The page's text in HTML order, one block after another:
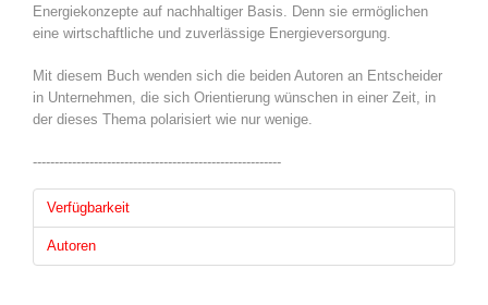
Energiekonzepte auf nachhaltiger Basis. Denn sie ermöglichen
eine wirtschaftliche und zuverlässige Energieversorgung.
Mit diesem Buch wenden sich die beiden Autoren an Entscheider
in Unternehmen, die sich Orientierung wünschen in einer Zeit, in
der dieses Thema polarisiert wie nur wenige.
---------------------------------------------------------
Verfügbarkeit
Autoren